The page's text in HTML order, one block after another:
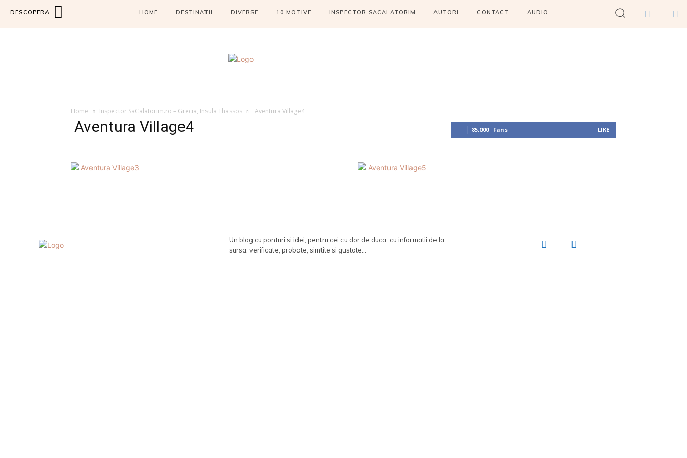
DESCOPERA HOME DESTINATII DIVERSE 10 MOTIVE INSPECTOR SACALATORIM AUTORI CONTACT AUDIO
Home Inspector SaCalatorim.ro – Grecia, Insula Thassos Aventura Village4
Aventura Village4 85,000 Fans LIKE
Un blog cu ponturi si idei, pentru cei cu dor de duca, cu informatii de la
sursa, verificate, probate, simtite si gustate...